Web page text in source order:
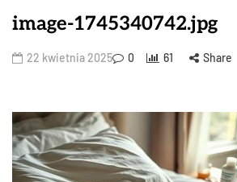
image-1745340742.jpg
22 kwietnia 2025 0 61 Share